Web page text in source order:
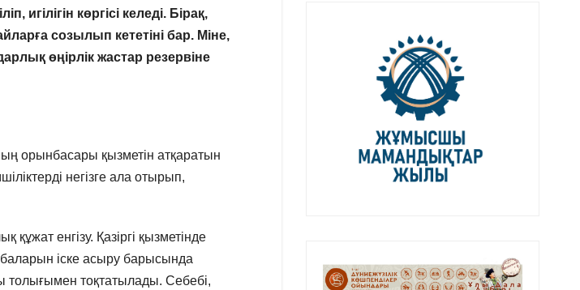
көргісі келеді. Бірақ,
созылып кететіні бар. Міне,
өңірлік жастар резервіне
орынбасары қызметін атқаратын
негізге ала отырып,
енгізу. Қазіргі қызметінде
іске асыру барысында
толығымен тоқтатылады. Себебі,